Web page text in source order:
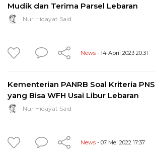
Mudik dan Terima Parsel Lebaran
Nur Hidayat Said
News - 14 April 2023 20:31
Kementerian PANRB Soal Kriteria PNS
yang Bisa WFH Usai Libur Lebaran
Nur Hidayat Said
News - 07 Mei 2022 17:37